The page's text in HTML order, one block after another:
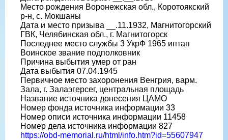
Место рождения Воронежская обл., Коротоякский
р-н, с. Мокшаны
Дата и место призыва __.11.1932, Магнитогорский
ГВК, Челябинская обл., г. Магнитогорск
Последнее место службы 3 УкрФ 1965 иптап
Воинское звание подполковник
Причина выбытия умер от ран
Дата выбытия 07.04.1945
Первичное место захоронения Венгрия, варм.
Зала, г. Залаэгерсег, центральная площадь
Название источника донесения ЦАМО
Номер фонда источника информации 33
Номер описи источника информации 11458
Номер дела источника информации 827
https://obd-memorial.ru/html/info.htm?id=55607947